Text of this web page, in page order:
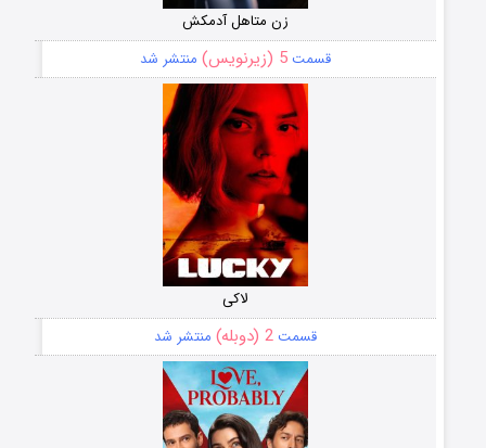
زن متاهل آدمکش
قسمت5 (زیرنویس) منتشر شد
لاکی
قسمت2 (دوبله) منتشر شد